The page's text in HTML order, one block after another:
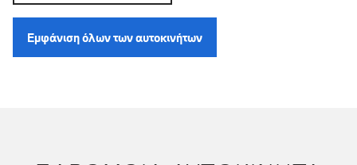
Εμφάνιση όλων των αυτοκινήτων